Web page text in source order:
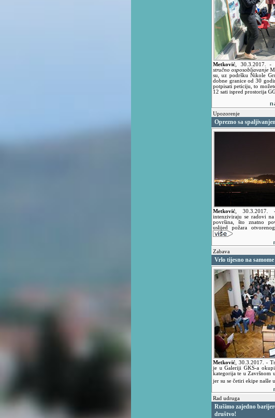
Metković 30.3.2017.-
stručno osposobljavanje
su, uz podršku Nikole
dobne granice od 30
potpisati peticiju, to
12 sati ispred prostorija
Upozorenje
Oprezno sa
Metković 30.3.2017.
intenziviraju se radovi
površina, što znatno
uslijed požara
Zabava
Vrlo tijesno na
Metković 30.3.2017. -
je u Galeriji GKS-a
kategorija te u Završnom
jer su se četiri ekipe našle
Rad udruga
Rušimo zajedno
društvo!